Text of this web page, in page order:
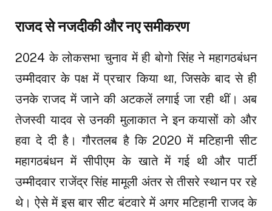
राजद से नजदीकी और नए समीकरण
2024 के लोकसभा चुनाव में ही बोगो सिंह ने महागठबंधन
उम्मीदवार के पक्ष में प्रचार किया था, जिसके बाद से ही
उनके राजद में जाने की अटकलें लगाई जा रही थीं। अब
तेजस्वी यादव से उनकी मुलाकात ने इन कयासों को और
हवा दे दी है। गौरतलब है कि 2020 में मटिहानी सीट
महागठबंधन में सीपीएम के खाते में गई थी और पार्टी
उम्मीदवार राजेंद्र सिंह मामूली अंतर से तीसरे स्थान पर रहे
थे। ऐसे में इस बार सीट बंटवारे में अगर मटिहानी राजद के